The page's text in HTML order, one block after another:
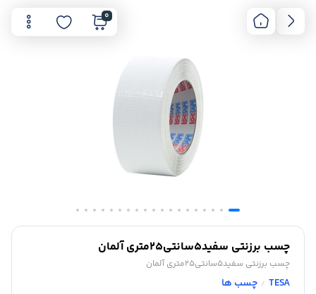
0
چسب برزنتی سفید5سانتی25متری آلمان
چسب برزنتی سفید5سانتی25متری آلمان
TESA
/ چسب ها